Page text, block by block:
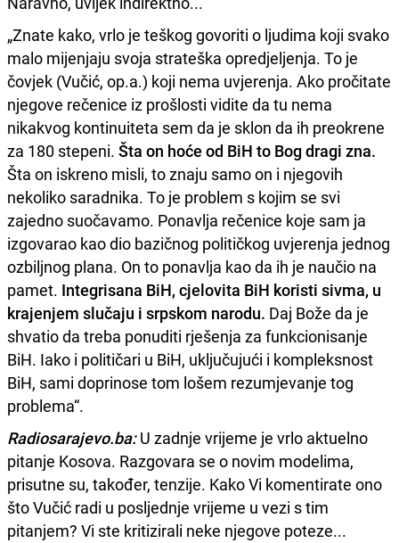
„Znate kako, vrlo je teškog govoriti o ljudima koji svako
malo mijenjaju svoja strateška opredjeljenja. To je
čovjek (Vučić, op.a.) koji nema uvjerenja. Ako pročitate
njegove rečenice iz prošlosti vidite da tu nema
nikakvog kontinuiteta sem da je sklon da ih preokrene
za 180 stepeni. Šta on hoće od BiH to Bog dragi zna.
Šta on iskreno misli, to znaju samo on i njegovih
nekoliko saradnika. To je problem s kojim se svi
zajedno suočavamo. Ponavlja rečenice koje sam ja
izgovarao kao dio bazičnog političkog uvjerenja jednog
ozbiljnog plana. On to ponavlja kao da ih je naučio na
pamet. Integrisana BiH, cjelovita BiH koristi sivma, u
krajenjem slučaju i srpskom narodu. Daj Bože da je
shvatio da treba ponuditi rješenja za funkcionisanje
BiH. Iako i političari u BiH, uključujući i kompleksnost
BiH, sami doprinose tom lošem rezumjevanje tog
problema“.
Radiosarajevo.ba: U zadnje vrijeme je vrlo aktuelno
pitanje Kosova. Razgovara se o novim modelima,
prisutne su, također, tenzije. Kako Vi komentirate ono
što Vučić radi u posljednje vrijeme u vezi s tim
pitanjem? Vi ste kritizirali neke njegove poteze...